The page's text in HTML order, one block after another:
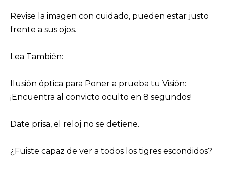
Revise la imagen con cuidado, pueden estar justo
frente a sus ojos.
Lea También:
Ilusión óptica para Poner a prueba tu Visión:
¡Encuentra al convicto oculto en 8 segundos!
Date prisa, el reloj no se detiene.
¿Fuiste capaz de ver a todos los tigres escondidos?